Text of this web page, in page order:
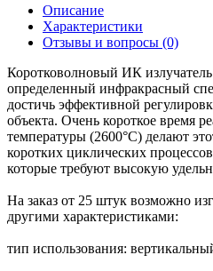
Описание
Характеристики
Отзывы и вопросы (0)
Коротковолновый ИК
определенный инфракрасный
достичь эффективной
объекта. Очень короткое время
температуры (2600°C) делают
коротких циклических
которые требуют высокую
На заказ от 25 штук возможно
другими характеристиками:
тип использования: